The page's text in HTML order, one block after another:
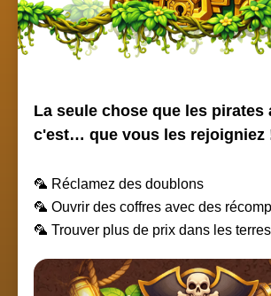
La seule chose que les pirates
c'est… que vous les rejoigniez
🦜 Réclamez des doublons
🦜 Ouvrir des coffres avec des
🦜 Trouver plus de prix dans les